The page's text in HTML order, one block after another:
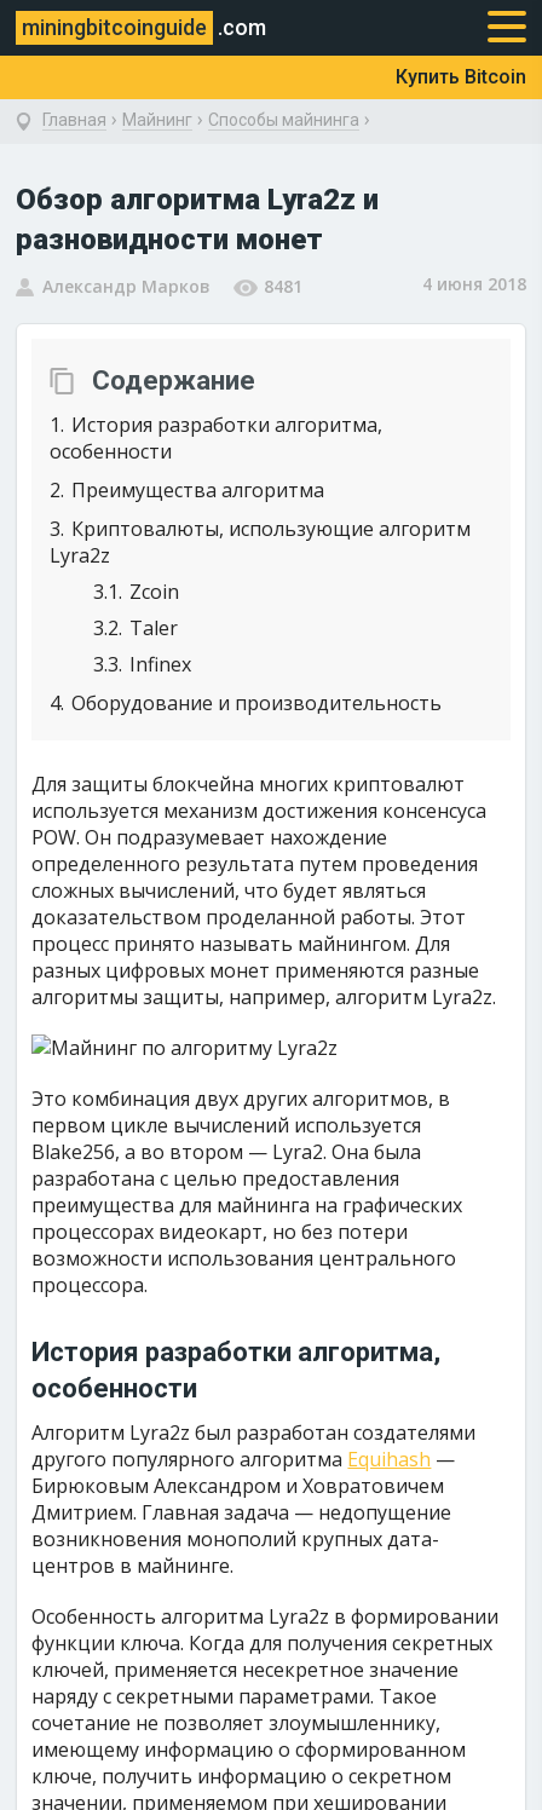
miningbitcoinguide .com
Купить Bitcoin
Главная › Майнинг › Способы майнинга ›
Обзор алгоритма Lyra2z и
разновидности монет
Александр Марков 8481 4 июня 2018
Содержание
1 История разработки алгоритма,
особенности
2 Преимущества алгоритма
3 Криптовалюты, использующие алгоритм
Lyra2z
3.1 Zcoin
3.2 Taler
3.3 Infinex
4 Оборудование и производительность
Для защиты блокчейна многих криптовалют
используется механизм достижения консенсуса
POW. Он подразумевает нахождение
определенного результата путем проведения
сложных вычислений, что будет являться
доказательством проделанной работы. Этот
процесс принято называть майнингом. Для
разных цифровых монет применяются разные
алгоритмы защиты, например, алгоритм Lyra2z.
Это комбинация двух других алгоритмов, в
первом цикле вычислений используется
Blake256, а во втором — Lyra2. Она была
разработана с целью предоставления
преимущества для майнинга на графических
процессорах видеокарт, но без потери
возможности использования центрального
процессора.
История разработки алгоритма,
особенности
Алгоритм Lyra2z был разработан создателями
другого популярного алгоритма Equihash —
Бирюковым Александром и Ховратовичем
Дмитрием. Главная задача — недопущение
возникновения монополий крупных дата-
центров в майнинге.
Особенность алгоритма Lyra2z в формировании
функции ключа. Когда для получения секретных
ключей, применяется несекретное значение
наряду с секретными параметрами. Такое
сочетание не позволяет злоумышленнику,
имеющему информацию о сформированном
ключе, получить информацию о секретном
значении, применяемом при хешировании